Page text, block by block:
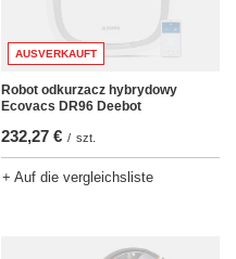
AUSVERKAUFT
Robot odkurzacz hybrydowy
Ecovacs DR96 Deebot
232,27 € / szt.
+ Auf die vergleichsliste